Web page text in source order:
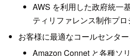
AWS を利用した政府統一
ティリファレンス制作プ
お客様に最適なコールセンタ
Amazon Connet と各種ソ